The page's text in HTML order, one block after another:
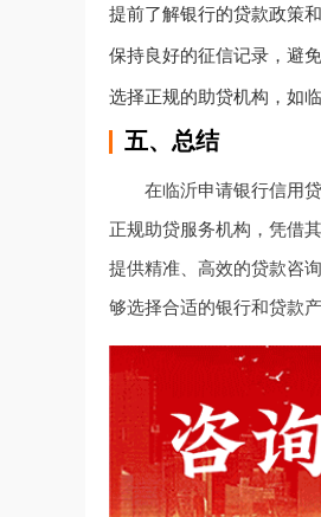
提前了解银行的贷款政策
保持良好的征信记录，避
选择正规的助贷机构，如
五、总结
在临沂申请银行信用
正规助贷服务机构，凭借
提供精准、高效的贷款咨
够选择合适的银行和贷款